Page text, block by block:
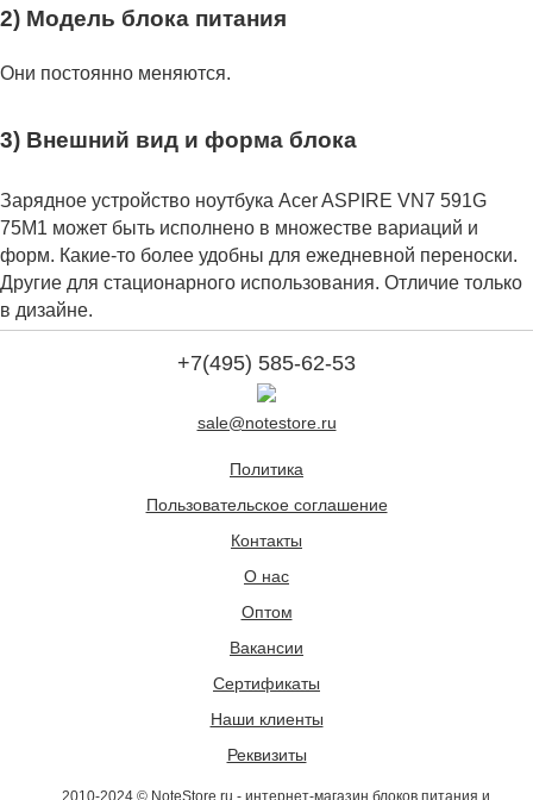
2) Модель блока питания
Они постоянно меняются.
3) Внешний вид и форма блока
Зарядное устройство ноутбука Acer ASPIRE VN7 591G
75M1 может быть исполнено в множестве вариаций и
форм. Какие-то более удобны для ежедневной переноски.
Другие для стационарного использования. Отличие только
в дизайне.
+7(495) 585-62-53
sale@notestore.ru
Политика
Пользовательское соглашение
Контакты
О нас
Оптом
Вакансии
Сертификаты
Наши клиенты
Реквизиты
2010-2024 © NoteStore.ru - интернет-магазин блоков питания и